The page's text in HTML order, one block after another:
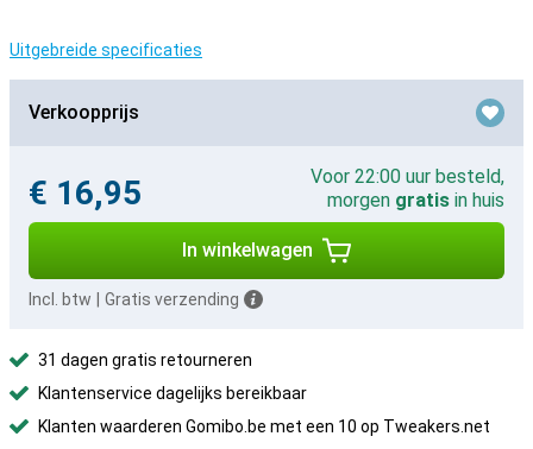
Uitgebreide specificaties
Verkoopprijs
€ 16,95
Voor 22:00 uur besteld,
morgen gratis in huis
In winkelwagen
Incl. btw Gratis verzending
31 dagen gratis retourneren
Klantenservice dagelijks bereikbaar
Klanten waarderen Gomibo.be met een 10 op Tweakers.net